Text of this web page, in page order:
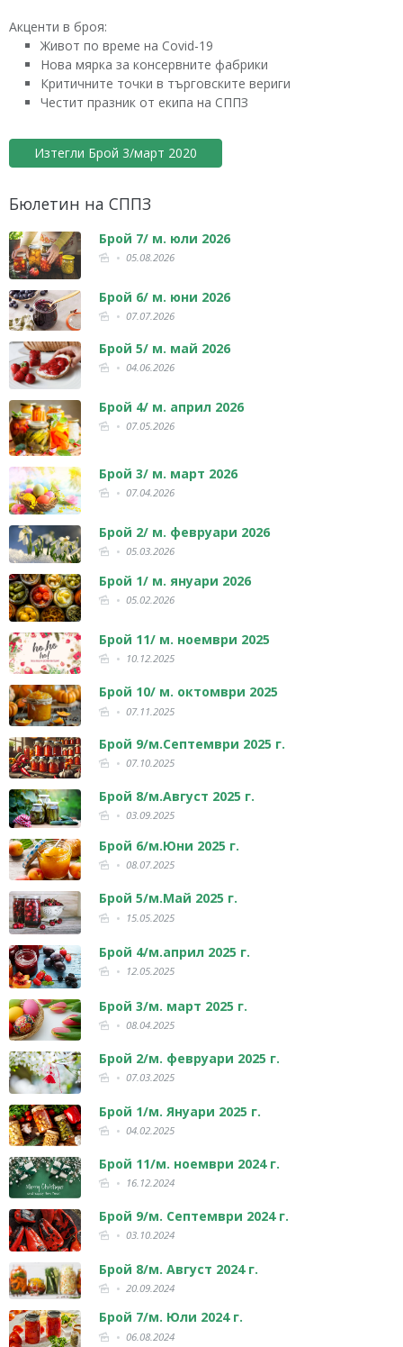
Акценти в броя:
Живот по време на Covid-19
Нова мярка за консервните фабрики
Критичните точки в търговските вериги
Честит празник от екипа на СППЗ
Изтегли Брой 3/март 2020
Бюлетин на СППЗ
Брой 7/ м. юли 2026
05.08.2026
Брой 6/ м. юни 2026
07.07.2026
Брой 5/ м. май 2026
04.06.2026
Брой 4/ м. април 2026
07.05.2026
Брой 3/ м. март 2026
07.04.2026
Брой 2/ м. февруари 2026
05.03.2026
Брой 1/ м. януари 2026
05.02.2026
Брой 11/ м. ноември 2025
10.12.2025
Брой 10/ м. октомври 2025
07.11.2025
Брой 9/м.Септември 2025 г.
07.10.2025
Брой 8/м.Август 2025 г.
03.09.2025
Брой 6/м.Юни 2025 г.
08.07.2025
Брой 5/м.Май 2025 г.
15.05.2025
Брой 4/м.април 2025 г.
12.05.2025
Брой 3/м. март 2025 г.
08.04.2025
Брой 2/м. февруари 2025 г.
07.03.2025
Брой 1/м. Януари 2025 г.
04.02.2025
Брой 11/м. ноември 2024 г.
16.12.2024
Брой 9/м. Септември 2024 г.
03.10.2024
Брой 8/м. Август 2024 г.
20.09.2024
Брой 7/м. Юли 2024 г.
06.08.2024